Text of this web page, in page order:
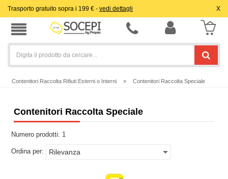
Trasporto gratuito sopra i 199 € - vedi dettagli X
Contenitori Raccolta Rifiuti Esterni o Interni » Contenitori Raccolta Speciale
Contenitori Raccolta Speciale
Numero prodotti: 1
Ordina per: